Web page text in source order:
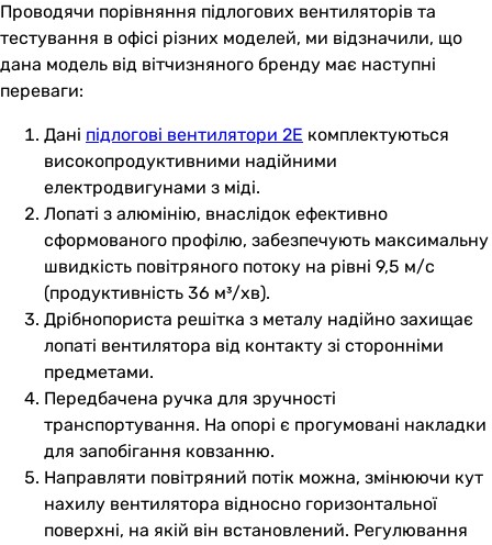
Проводячи порівняння підлогових вентиляторів та
тестування в офісі різних моделей, ми відзначили, що
дана модель від вітчизняного бренду має наступні
переваги:
Дані підлогові вентилятори 2E комплектуються
високопродуктивними надійними
електродвигунами з міді.
Лопаті з алюмінію, внаслідок ефективно
сформованого профілю, забезпечують максимальну
швидкість повітряного потоку на рівні 9,5 м/с
(продуктивність 36 м³/хв).
Дрібнопориста решітка з металу надійно захищає
лопаті вентилятора від контакту зі сторонніми
предметами.
Передбачена ручка для зручності
транспортування. На опорі є прогумовані накладки
для запобігання ковзанню.
Направляти повітряний потік можна, змінюючи кут
нахилу вентилятора відносно горизонтальної
поверхні, на якій він встановлений. Регулювання